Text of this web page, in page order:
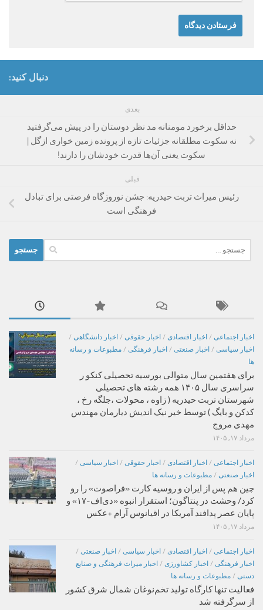
دنبال کنید:
بعدی
حداقل برخورد مومنانه مد نظر دوستان را در پیش می‌گرفتید
نه سکوت مطلقانه جزئیات تازه از پرونده زمین خواری ازگل |
سکوت یعنی آن‌ها قدرت خودشان را دارند!
قبلی
رئیس میراث تربت حیدریه: جشن نوروزگاه فرصتی برای تبادل
فرهنگی است
برای:
اخبار اجتماعی / اخبار اقتصادی / اخبار حقوقی / اخبار دانشگاهی /
اخبار سیاسی / اخبار صنعتی / اخبار فرهنگی / مطبوعات و رسانه
ها
برای هفتمین سال متوالی بورسیه تحصیلی کنکو ر
سراسری سال ۱۴۰۵ همه رشته های تحصیلی
شهرستان تربت حیدریه ( زاوه ، محولات ،جلگه رخ ،
کدکن و بایگ ) توسط خیر نیک اندیش دیارمان مهندس
مهدی مروج
مرداد ۱۷, ۱۴۰۵
اخبار اجتماعی / اخبار اقتصادی / اخبار حقوقی / اخبار سیاسی /
اخبار صنعتی / مطبوعات و رسانه ها
چین هم پس از ایران و روسیه کارت «فراصوت» را رو
کرد/ وحشت در پنتاگون؛ استقرار انبوه «دی‌اف‑۱۷» و
پایان عصر پدافند آمریکا در اقیانوس آرام +عکس
مرداد ۱۷, ۱۴۰۵
اخبار اجتماعی / اخبار اقتصادی / اخبار سیاسی / اخبار صنعتی /
اخبار فرهنگی / اخبار کشاورزی / اخبار میراث فرهنگی و صنایع
دستی / مطبوعات و رسانه ها
فعالیت تنها کارگاه تولید تخم‌نوغان شمال شرق کشور
از سرگرفته شد